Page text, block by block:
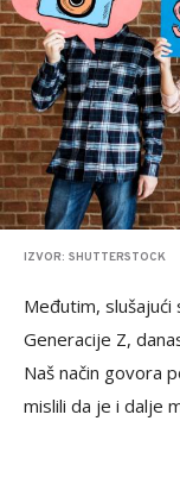
IZVOR: SHUTTERSTOCK
Međutim, slušajući
Generacije Z,
Naš način govora
mislili da je i dalje